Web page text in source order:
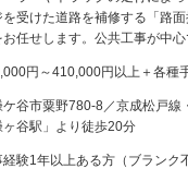
を受けた道路を補修する「路
お任せします。公共工事が中
円～410,000円以上＋各種
谷市粟野780-8／京成松戸線
ヶ谷駅」より徒歩20分
験1年以上ある方（ブランク